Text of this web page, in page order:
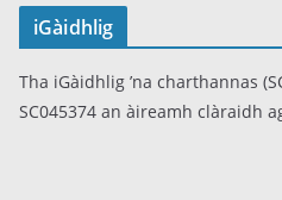
iGàidhlig
Tha iGàidhlig ’na charthannas
SC045374 an àireamh clàraidh